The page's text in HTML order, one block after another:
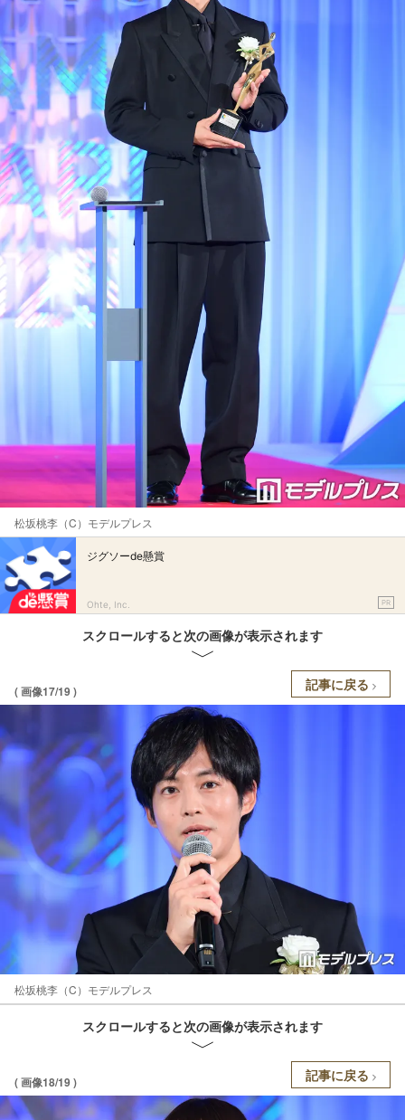
松坂桃李（C）モデルプレス
ジグソーde懸賞
Ohte, Inc. PR
スクロールすると次の画像が表示されます
( 画像17/19 ) 記事に戻る
松坂桃李（C）モデルプレス
スクロールすると次の画像が表示されます
( 画像18/19 ) 記事に戻る